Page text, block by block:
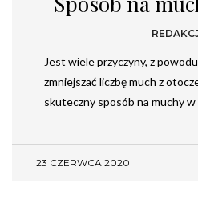
Jest wiele przyczyny, z
zmniejszać liczbę much z
skuteczny sposób na muchy
23 CZERWCA 2020